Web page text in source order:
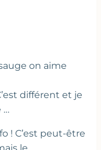
on aime
différent et je
…
! C’est peut-être